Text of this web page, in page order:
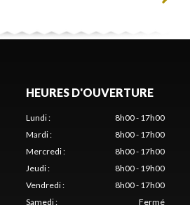
HEURES D'OUVERTURE
Lundi:
8h00 - 17h00
Mardi:
8h00 - 17h00
Mercredi:
8h00 - 17h00
Jeudi:
8h00 - 19h00
Vendredi:
8h00 - 17h00
Samedi: Fermé